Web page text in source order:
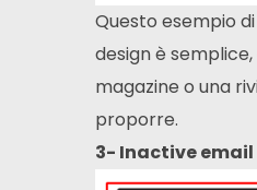
Questo esempio
design è
magazine o una
proporre.
3- Inactive email